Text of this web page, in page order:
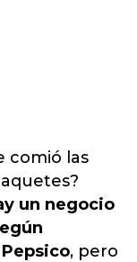
comió las
un negocio
, pero